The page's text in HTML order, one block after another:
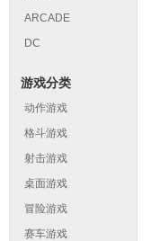
ARCADE
DC
游戏分类
动作游戏
格斗游戏
射击游戏
桌面游戏
冒险游戏
赛车游戏